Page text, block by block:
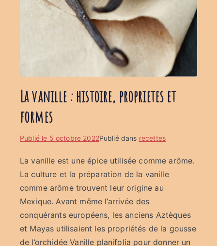
La vanille : histoire, proprietes et
formes
Publié le 5 octobre 2022Publié dans recettes
La vanille est une épice utilisée comme arôme.
La culture et la préparation de la vanille
comme arôme trouvent leur origine au
Mexique. Avant même l’arrivée des
conquérants européens, les anciens Aztèques
et Mayas utilisaient les propriétés de la gousse
de l’orchidée Vanille planifolia pour donner un